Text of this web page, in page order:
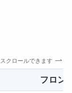
スクロールできます
フロン